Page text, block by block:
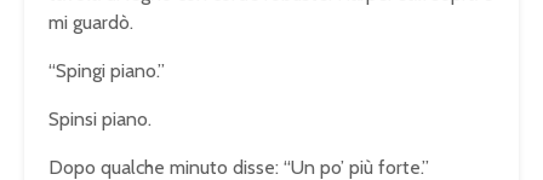
mi guardò.
“Spingi piano.”
Spinsi piano.
Dopo qualche minuto disse: “Un po’ più forte.”